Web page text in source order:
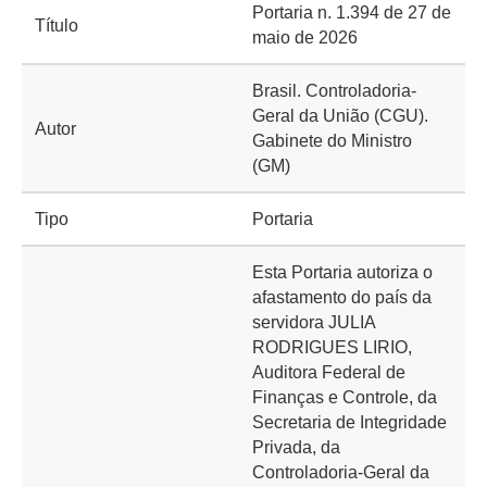
Título
Portaria n. 1.394 de 27 de
maio de 2026
Autor
Brasil. Controladoria-
Geral da União (CGU).
Gabinete do Ministro
(GM)
Tipo Portaria
Esta Portaria autoriza o
afastamento do país da
servidora JULIA
RODRIGUES LIRIO,
Auditora Federal de
Finanças e Controle, da
Secretaria de Integridade
Privada, da
Controladoria-Geral da